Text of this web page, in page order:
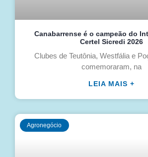
Canabarrense é o campeão do
Certel Sicredi 2026
Clubes de Teutônia, Westfália e
comemoraram, na
LEIA MAIS +
Agronegócio